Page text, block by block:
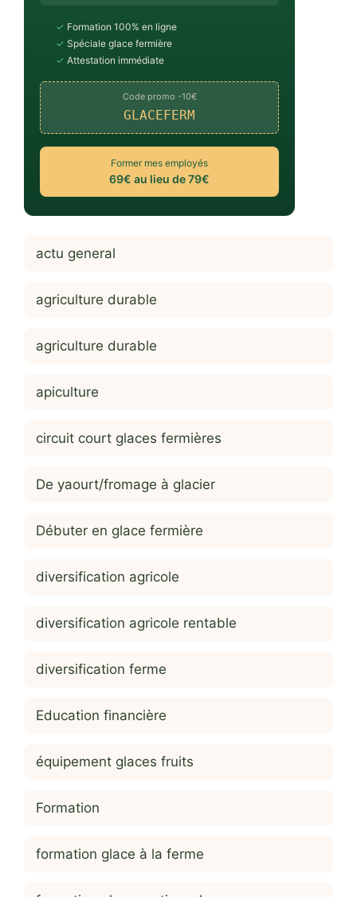
✓ Formation 100% en ligne
✓ Spéciale glace fermière
✓ Attestation immédiate
Code promo -10€
GLACEFERM
Former mes employés
69€ au lieu de 79€
actu general
agriculture durable
agriculture durable
apiculture
circuit court glaces fermières
De yaourt/fromage à glacier
Débuter en glace fermière
diversification agricole
diversification agricole rentable
diversification ferme
Education financière
équipement glaces fruits
Formation
formation glace à la ferme